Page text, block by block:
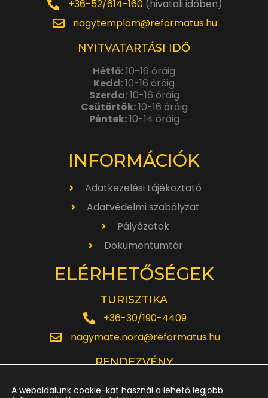
+36-52/614-160(hivatali időben)
nagytemplom@reformatus.hu
NYITVATARTÁSI IDŐ
Hétfő:10-16 óráig
Kedd:10-16 óráig
Szerda:10-16 óráig
Csütörtök:10-16 óráig
Péntek:10-14 óráig
INFORMÁCIÓK
Adatkezelési tájékoztató
Adatvédelmi szabályzat
Pályázatok
Dokumentumtár
ELÉRHETŐSÉGEK
TURISZTIKA
+36-30/190-4409
nagymate.nora@reformatus.hu
RENDEZVÉNY
A weboldalunk cookie-kat használ a lehető legjobb